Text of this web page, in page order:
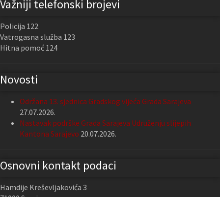
Važniji telefonski brojevi
Policija 122
Vatrogasna služba 123
Hitna pomoć 124
Novosti
Održana 13. sjednica Gradskog vijeća Grada Sarajeva
27.07.2026.
Nastavak podrške Grada Sarajeva Udruženju slijepih
Kantona Sarajevo 20.07.2026.
Osnovni kontakt podaci
Hamdije Kreševljakovića 3